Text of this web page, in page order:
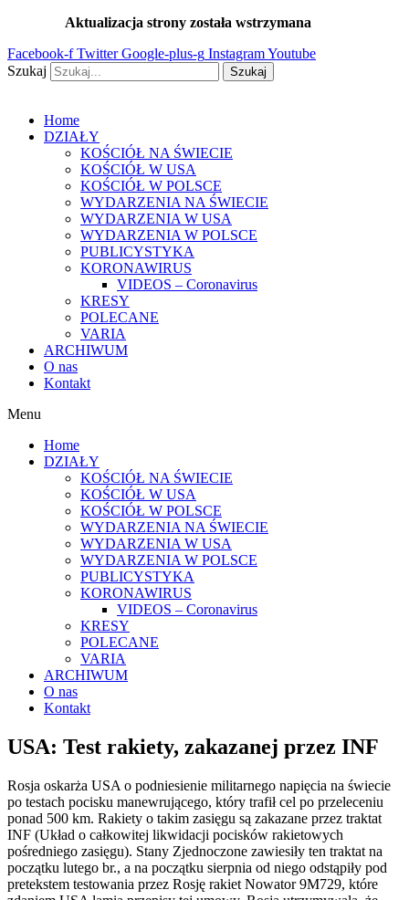
treści
Aktualizacja strony została wstrzymana
Facebook-f Twitter Google-plus-g InstagramYoutube
Szukaj
Szukaj
Home
DZIAŁY
KOŚCIÓŁ NA ŚWIECIE
KOŚCIÓŁ W USA
KOŚCIÓŁ W POLSCE
WYDARZENIA NA ŚWIECIE
WYDARZENIA W USA
WYDARZENIA W POLSCE
PUBLICYSTYKA
KORONAWIRUS
VIDEOS – Coronavirus
KRESY
POLECANE
VARIA
ARCHIWUM
O nas
Kontakt
Menu
Home
DZIAŁY
KOŚCIÓŁ NA ŚWIECIE
KOŚCIÓŁ W USA
KOŚCIÓŁ W POLSCE
WYDARZENIA NA ŚWIECIE
WYDARZENIA W USA
WYDARZENIA W POLSCE
PUBLICYSTYKA
KORONAWIRUS
VIDEOS – Coronavirus
KRESY
POLECANE
VARIA
ARCHIWUM
O nas
Kontakt
USA: Test rakiety, zakazanej przez INF
Rosja oskarża USA o podniesienie militarnego napięcia na świecie
po testach pocisku manewrującego, który trafił cel po przeleceniu
ponad 500 km. Rakiety o takim zasięgu są zakazane przez traktat
INF (Układ o całkowitej likwidacji pocisków rakietowych
pośredniego zasięgu). Stany Zjednoczone zawiesiły ten traktat na
początku lutego br., a na początku sierpnia od niego odstąpiły pod
pretekstem testowania przez Rosję rakiet Nowator 9M729, które